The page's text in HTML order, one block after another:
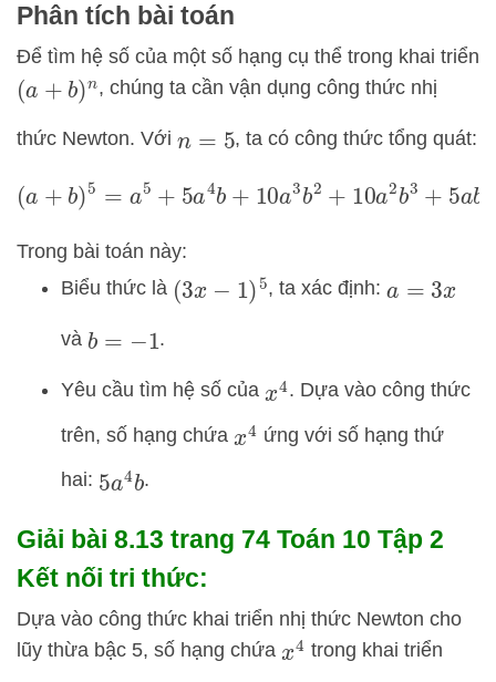
Phân tích bài toán
Để tìm hệ số của một số hạng cụ thể trong khai triển
(a +b )n , chúng ta cần vận dụng công thức nhị
thức Newton. Với n=5 , ta có công thức tổng quát:
(a +b )5= a5 +5 a4 b+10a 3b2+10a2b3+5a b4+b5
Trong bài toán này:
Biểu thức là (3x−1 )5 , ta xác định:a =3 x
và b =− 1 .
Yêu cầu tìm hệ số của x4. Dựa vào công thức
trên, số hạng chứa x4 ứng với số hạng thứ
hai: 5a4b
.
Giải bài 8.13 trang 74 Toán 10 Tập 2
Kết nối tri thức:
Dựa vào công thức khai triển nhị thức Newton cho
lũy thừa bậc 5, số hạng chứa x4 trong khai triển